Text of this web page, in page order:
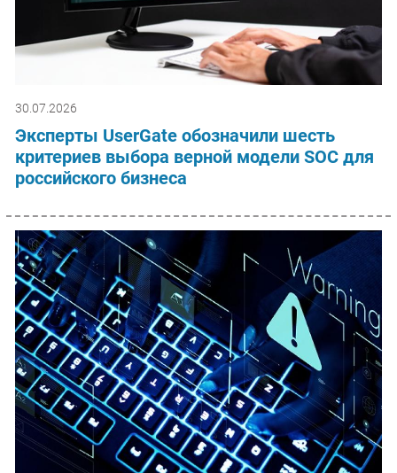
30.07.2026
Эксперты UserGate обозначили шесть
критериев выбора верной модели SOC для
российского бизнеса